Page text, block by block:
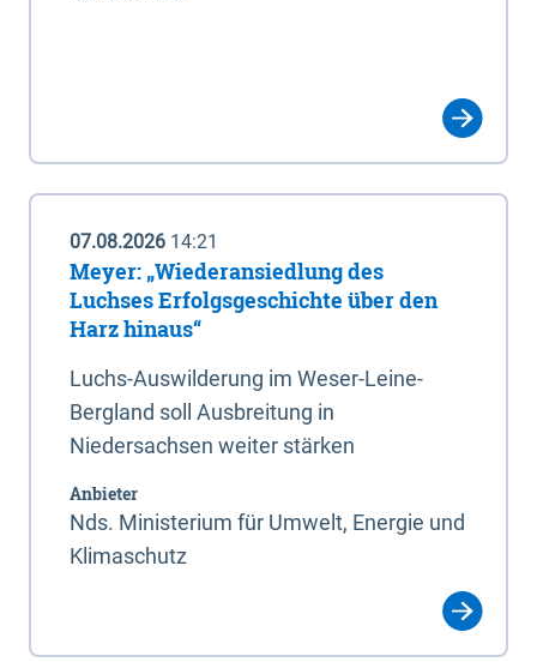
07.08.2026 14:21
Meyer: „Wiederansiedlung des
Luchses Erfolgsgeschichte über den
Harz hinaus“
Luchs-Auswilderung im Weser-Leine-
Bergland soll Ausbreitung in
Niedersachsen weiter stärken
Anbieter
Nds. Ministerium für Umwelt, Energie und
Klimaschutz